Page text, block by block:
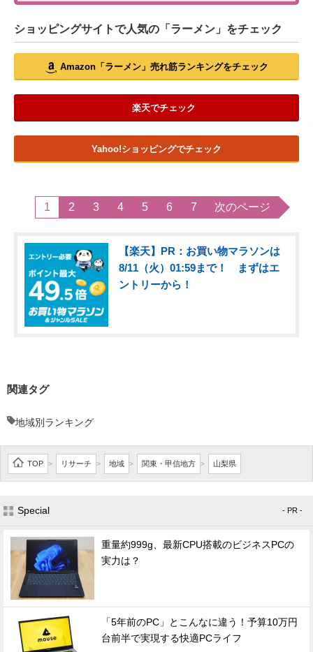
ショッピングサイトで人気の「ラーメン」をチェック
Amazon「ラーメン」売れ筋ランキングをチェック
楽天でチェック
Yahoo!ショッピングでチェック
1 2 3 4 5 6 7 次のページ
【楽天】PR：お買い物マラソンは
8/11（火）01:59まで！ まずはエ
ントリーから！
関連タグ
地域別ランキング
TOP > リサーチ > 地域 > 関東・甲信地方 > 山梨県
Special - PR -
重量約999g、最新CPU搭載のビジネスPCの
実力は？
「5年前のPC」とこんなに違う！予算10万円
台前半で実現する快適PCライフ